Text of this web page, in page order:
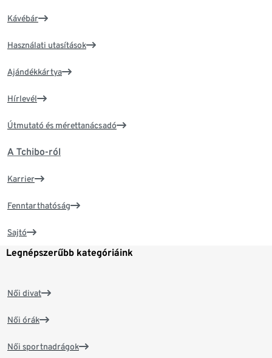
Kávébár
Használati utasítások
Ajándékkártya
Hírlevél
Útmutató és mérettanácsadó
A Tchibo-ról
Karrier
Fenntarthatóság
Sajtó
Legnépszerűbb kategóriáink
Női divat
Női órák
Női sportnadrágok